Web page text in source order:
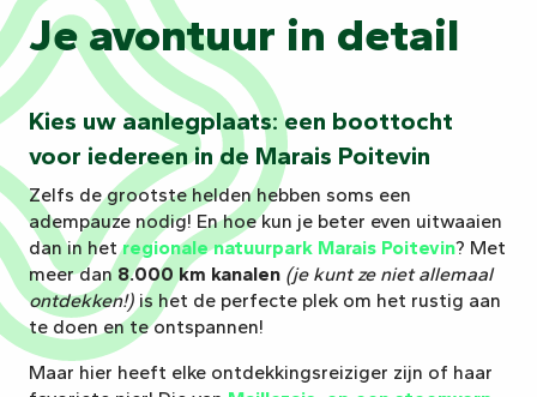
Je avontuur in detail
Kies uw aanlegplaats: een boottocht
voor iedereen in de Marais Poitevin
Zelfs de grootste helden hebben soms een
adempauze nodig! En hoe kun je beter even uitwaaien
dan in hetregionale natuurpark Marais Poitevin? Met
meer dan 8.000 km kanalen (je kunt ze niet allemaal
ontdekken!) is het de perfecte plek om het rustig aan
te doen en te ontspannen!
Maar hier heeft elke ontdekkingsreiziger zijn of haar